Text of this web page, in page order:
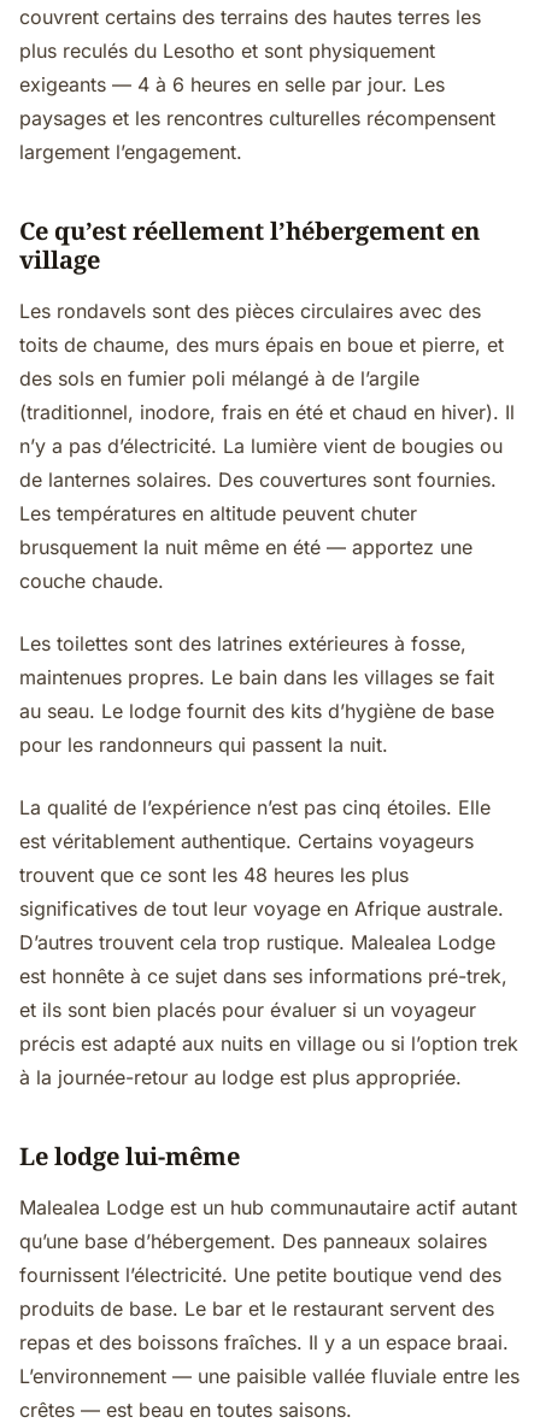
couvrent certains des terrains des hautes terres les
plus reculés du Lesotho et sont physiquement
exigeants — 4 à 6 heures en selle par jour. Les
paysages et les rencontres culturelles récompensent
largement l’engagement.
Ce qu’est réellement l’hébergement en
village
Les rondavels sont des pièces circulaires avec des
toits de chaume, des murs épais en boue et pierre, et
des sols en fumier poli mélangé à de l’argile
(traditionnel, inodore, frais en été et chaud en hiver). Il
n’y a pas d’électricité. La lumière vient de bougies ou
de lanternes solaires. Des couvertures sont fournies.
Les températures en altitude peuvent chuter
brusquement la nuit même en été — apportez une
couche chaude.
Les toilettes sont des latrines extérieures à fosse,
maintenues propres. Le bain dans les villages se fait
au seau. Le lodge fournit des kits d’hygiène de base
pour les randonneurs qui passent la nuit.
La qualité de l’expérience n’est pas cinq étoiles. Elle
est véritablement authentique. Certains voyageurs
trouvent que ce sont les 48 heures les plus
significatives de tout leur voyage en Afrique australe.
D’autres trouvent cela trop rustique. Malealea Lodge
est honnête à ce sujet dans ses informations pré-trek,
et ils sont bien placés pour évaluer si un voyageur
précis est adapté aux nuits en village ou si l’option trek
à la journée-retour au lodge est plus appropriée.
Le lodge lui-même
Malealea Lodge est un hub communautaire actif autant
qu’une base d’hébergement. Des panneaux solaires
fournissent l’électricité. Une petite boutique vend des
produits de base. Le bar et le restaurant servent des
repas et des boissons fraîches. Il y a un espace braai.
L’environnement — une paisible vallée fluviale entre les
crêtes — est beau en toutes saisons.